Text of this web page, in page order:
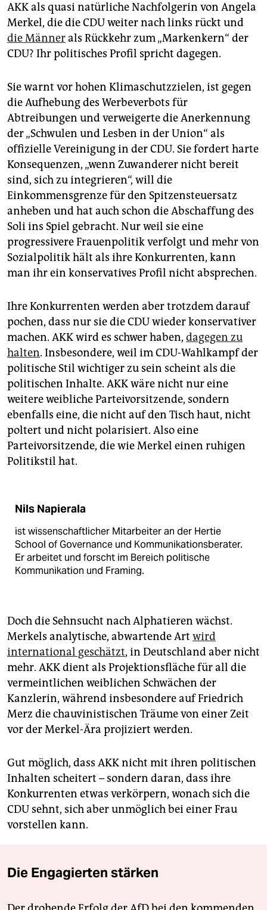
AKK als quasi natürliche Nachfolgerin von Angela
Merkel, die die CDU weiter nach links rückt und
die Männerals Rückkehr zum „Markenkern“ der
CDU? Ihr politisches Profil spricht dagegen.
Sie warnt vor hohen Klimaschutzzielen, ist gegen
die Aufhebung des Werbeverbots für
Abtreibungen und verweigerte die Anerkennung
der „Schwulen und Lesben in der Union“ als
offizielle Vereinigung in der CDU. Sie fordert harte
Konsequenzen, „wenn Zuwanderer nicht bereit
sind, sich zu integrieren“, will die
Einkommensgrenze für den Spitzensteuersatz
anheben und hat auch schon die Abschaffung des
Soli ins Spiel gebracht. Nur weil sie eine
progressivere Frauenpolitik verfolgt und mehr von
Sozialpolitik hält als ihre Konkurrenten, kann
man ihr ein konservatives Profil nicht absprechen.
Ihre Konkurrenten werden aber trotzdem darauf
pochen, dass nur sie die CDU wieder konservativer
machen. AKK wird es schwer haben, dagegen zu
halten. Insbesondere, weil im CDU-Wahlkampf der
politische Stil wichtiger zu sein scheint als die
politischen Inhalte. AKK wäre nicht nur eine
weitere weibliche Parteivorsitzende, sondern
ebenfalls eine, die nicht auf den Tisch haut, nicht
poltert und nicht polarisiert. Also eine
Parteivorsitzende, die wie Merkel einen ruhigen
Politikstil hat.
Nils Napierala
ist wissenschaftlicher Mitarbeiter an der Hertie
School of Governance und Kommunikationsberater.
Er arbeitet und forscht im Bereich politische
Kommunika­tion und Framing.
Doch die Sehnsucht nach Alphatieren wächst.
Merkels analytische, abwartende Art wird
international geschätzt, in Deutschland aber nicht
mehr. AKK dient als Projektionsfläche für all die
vermeintlichen weiblichen Schwächen der
Kanzlerin, während insbesondere auf Friedrich
Merz die chauvinistischen Träume von einer Zeit
vor der Merkel-Ära projiziert werden.
Gut möglich, dass AKK nicht mit ihren politischen
Inhalten scheitert – sondern daran, dass ihre
Konkurrenten etwas verkörpern, wonach sich die
CDU sehnt, sich aber unmöglich bei einer Frau
vorstellen kann.
Die Engagierten stärken